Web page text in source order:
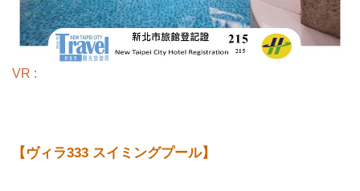
VR :
【ヴィラ333 スイミングプール】